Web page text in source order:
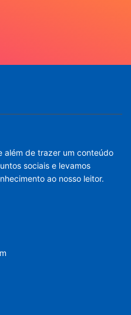
além de trazer um conteúdo
sociais e levamos
ao nosso leitor.